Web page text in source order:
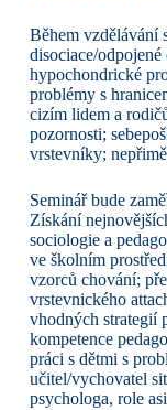
Během vzdělávání
disociace/
hypochondrické
problémy s
cizím lidem a
pozornosti;
vrstevníky;
Seminář bude
Získání
sociologie a
ve školním
vzorců chování;
vrstevnického
vhodných strategií
kompetence
práci s dětmi s
učitel/vychovatel
psychologa, role